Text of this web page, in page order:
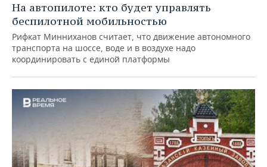
На автопилоте: кто будет управлять
беспилотной мобильностью
Рифкат Минниханов считает, что движение автономного
транспорта на шоссе, воде и в воздухе надо
координировать с единой платформы